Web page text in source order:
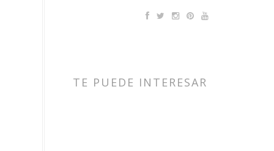
TE PUEDE INTERESAR